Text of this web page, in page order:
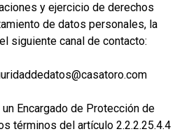
y ejercicio de derechos
de datos personales, la
siguiente canal de contacto:
Encargado de Protección de
términos del artículo 2.2.2.25.4.4